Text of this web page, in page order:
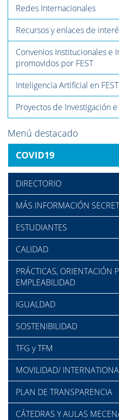
Redes Internacionales
Recursos y enlaces de
Convenios Institucionales e
promovidos por FEST
Inteligencia Artificial en FEST
Proyectos de Investigación e
Menú destacado
COVID19
DIRECTORIO
MÁS INFORMACIÓN
ESTUDIANTES
CALIDAD
PRÁCTICAS, ORIENTACIÓN
EMPLEABILIDAD
IGUALDAD
SOSTENIBILIDAD
TFG y TFM
MOVILIDAD/
PLAN DE TRANSPARENCIA
CÁTEDRAS Y AULAS